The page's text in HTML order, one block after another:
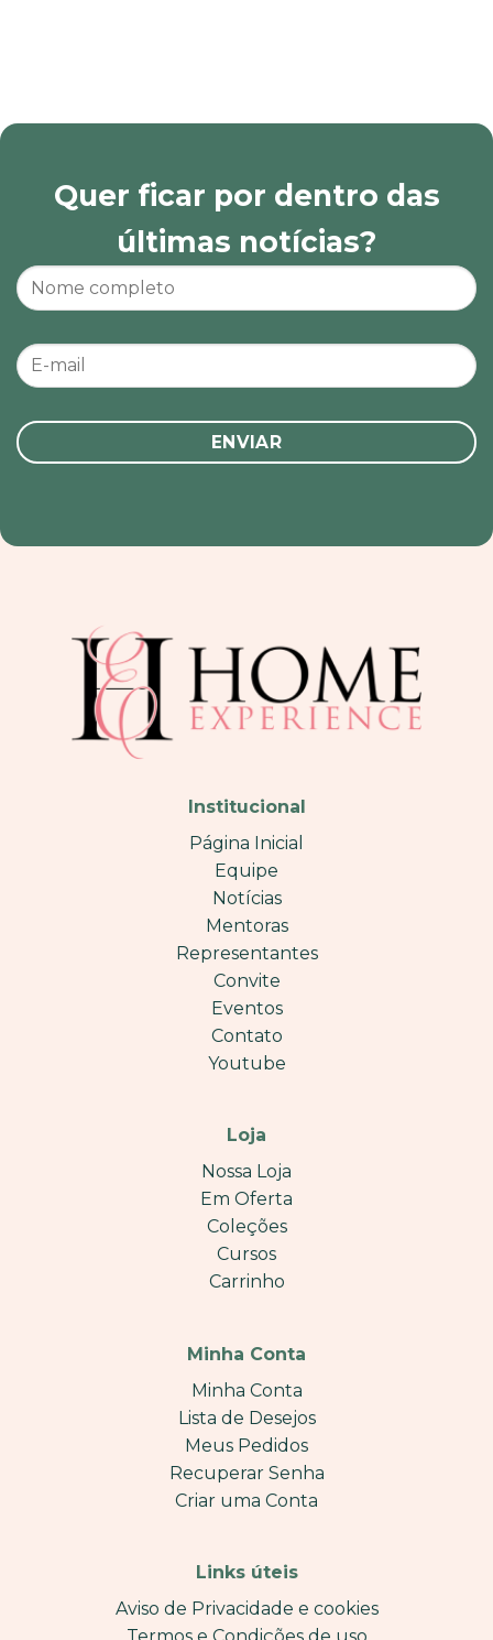
Quer ficar por dentro das
últimas notícias?
Institucional
Página Inicial
Equipe
Notícias
Mentoras
Representantes
Convite
Eventos
Contato
Youtube
Loja
Nossa Loja
Em Oferta
Coleções
Cursos
Carrinho
Minha Conta
Minha Conta
Lista de Desejos
Meus Pedidos
Recuperar Senha
Criar uma Conta
Links úteis
Aviso de Privacidade e cookies